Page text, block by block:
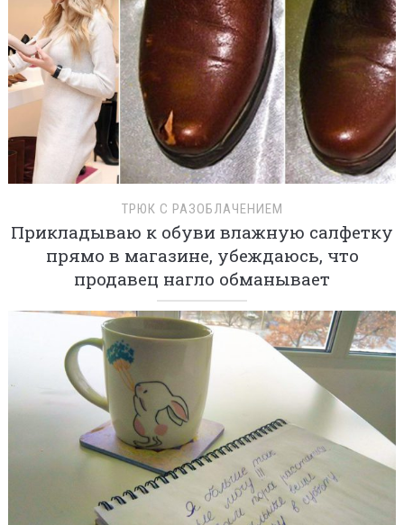
ТРЮК С РАЗОБЛАЧЕНИЕМ
Прикладываю к обуви влажную салфетку
прямо в магазине, убеждаюсь, что
продавец нагло обманывает